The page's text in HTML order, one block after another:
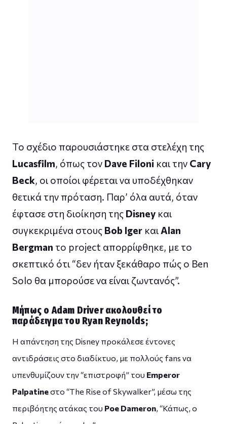
Το σχέδιο παρουσιάστηκε στα στελέχη της
Lucasfilm, όπως τον Dave Filoni και την Cary
Beck, οι οποίοι φέρεται να υποδέχθηκαν
θετικά την πρόταση. Παρ’ όλα αυτά, όταν
έφτασε στη διοίκηση της Disney και
συγκεκριμένα στους Bob Iger καιAlan
Bergman το project απορρίφθηκε, με το
σκεπτικό ότι “δεν ήταν ξεκάθαρο πώς ο Ben
Solo θα μπορούσε να είναι ζωντανός”.
Μήπως ο Adam Driver ακολουθεί το
παράδειγμα του Ryan Reynolds;
Η απάντηση της Disney προκάλεσε έντονες
αντιδράσεις στο διαδίκτυο, με πολλούς fans να
υπενθυμίζουν την “επιστροφή” του Emperor
Palpatineστο “The Rise of Skywalker”, μέσω της
περιβόητης ατάκας του Poe Dameron, “Κάπως, ο